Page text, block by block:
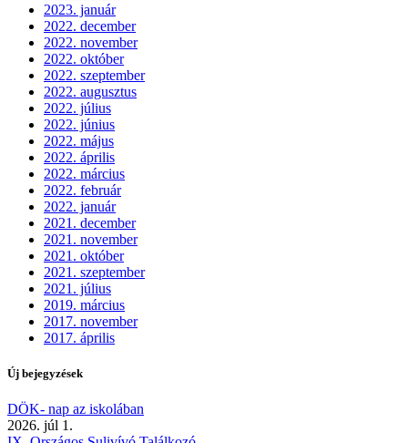
2023. január
2022. december
2022. november
2022. október
2022. szeptember
2022. augusztus
2022. július
2022. június
2022. május
2022. április
2022. március
2022. február
2022. január
2021. december
2021. november
2021. október
2021. szeptember
2021. július
2019. március
2017. november
2017. április
Új bejegyzések
DÖK- nap az iskolában
2026. júl 1.